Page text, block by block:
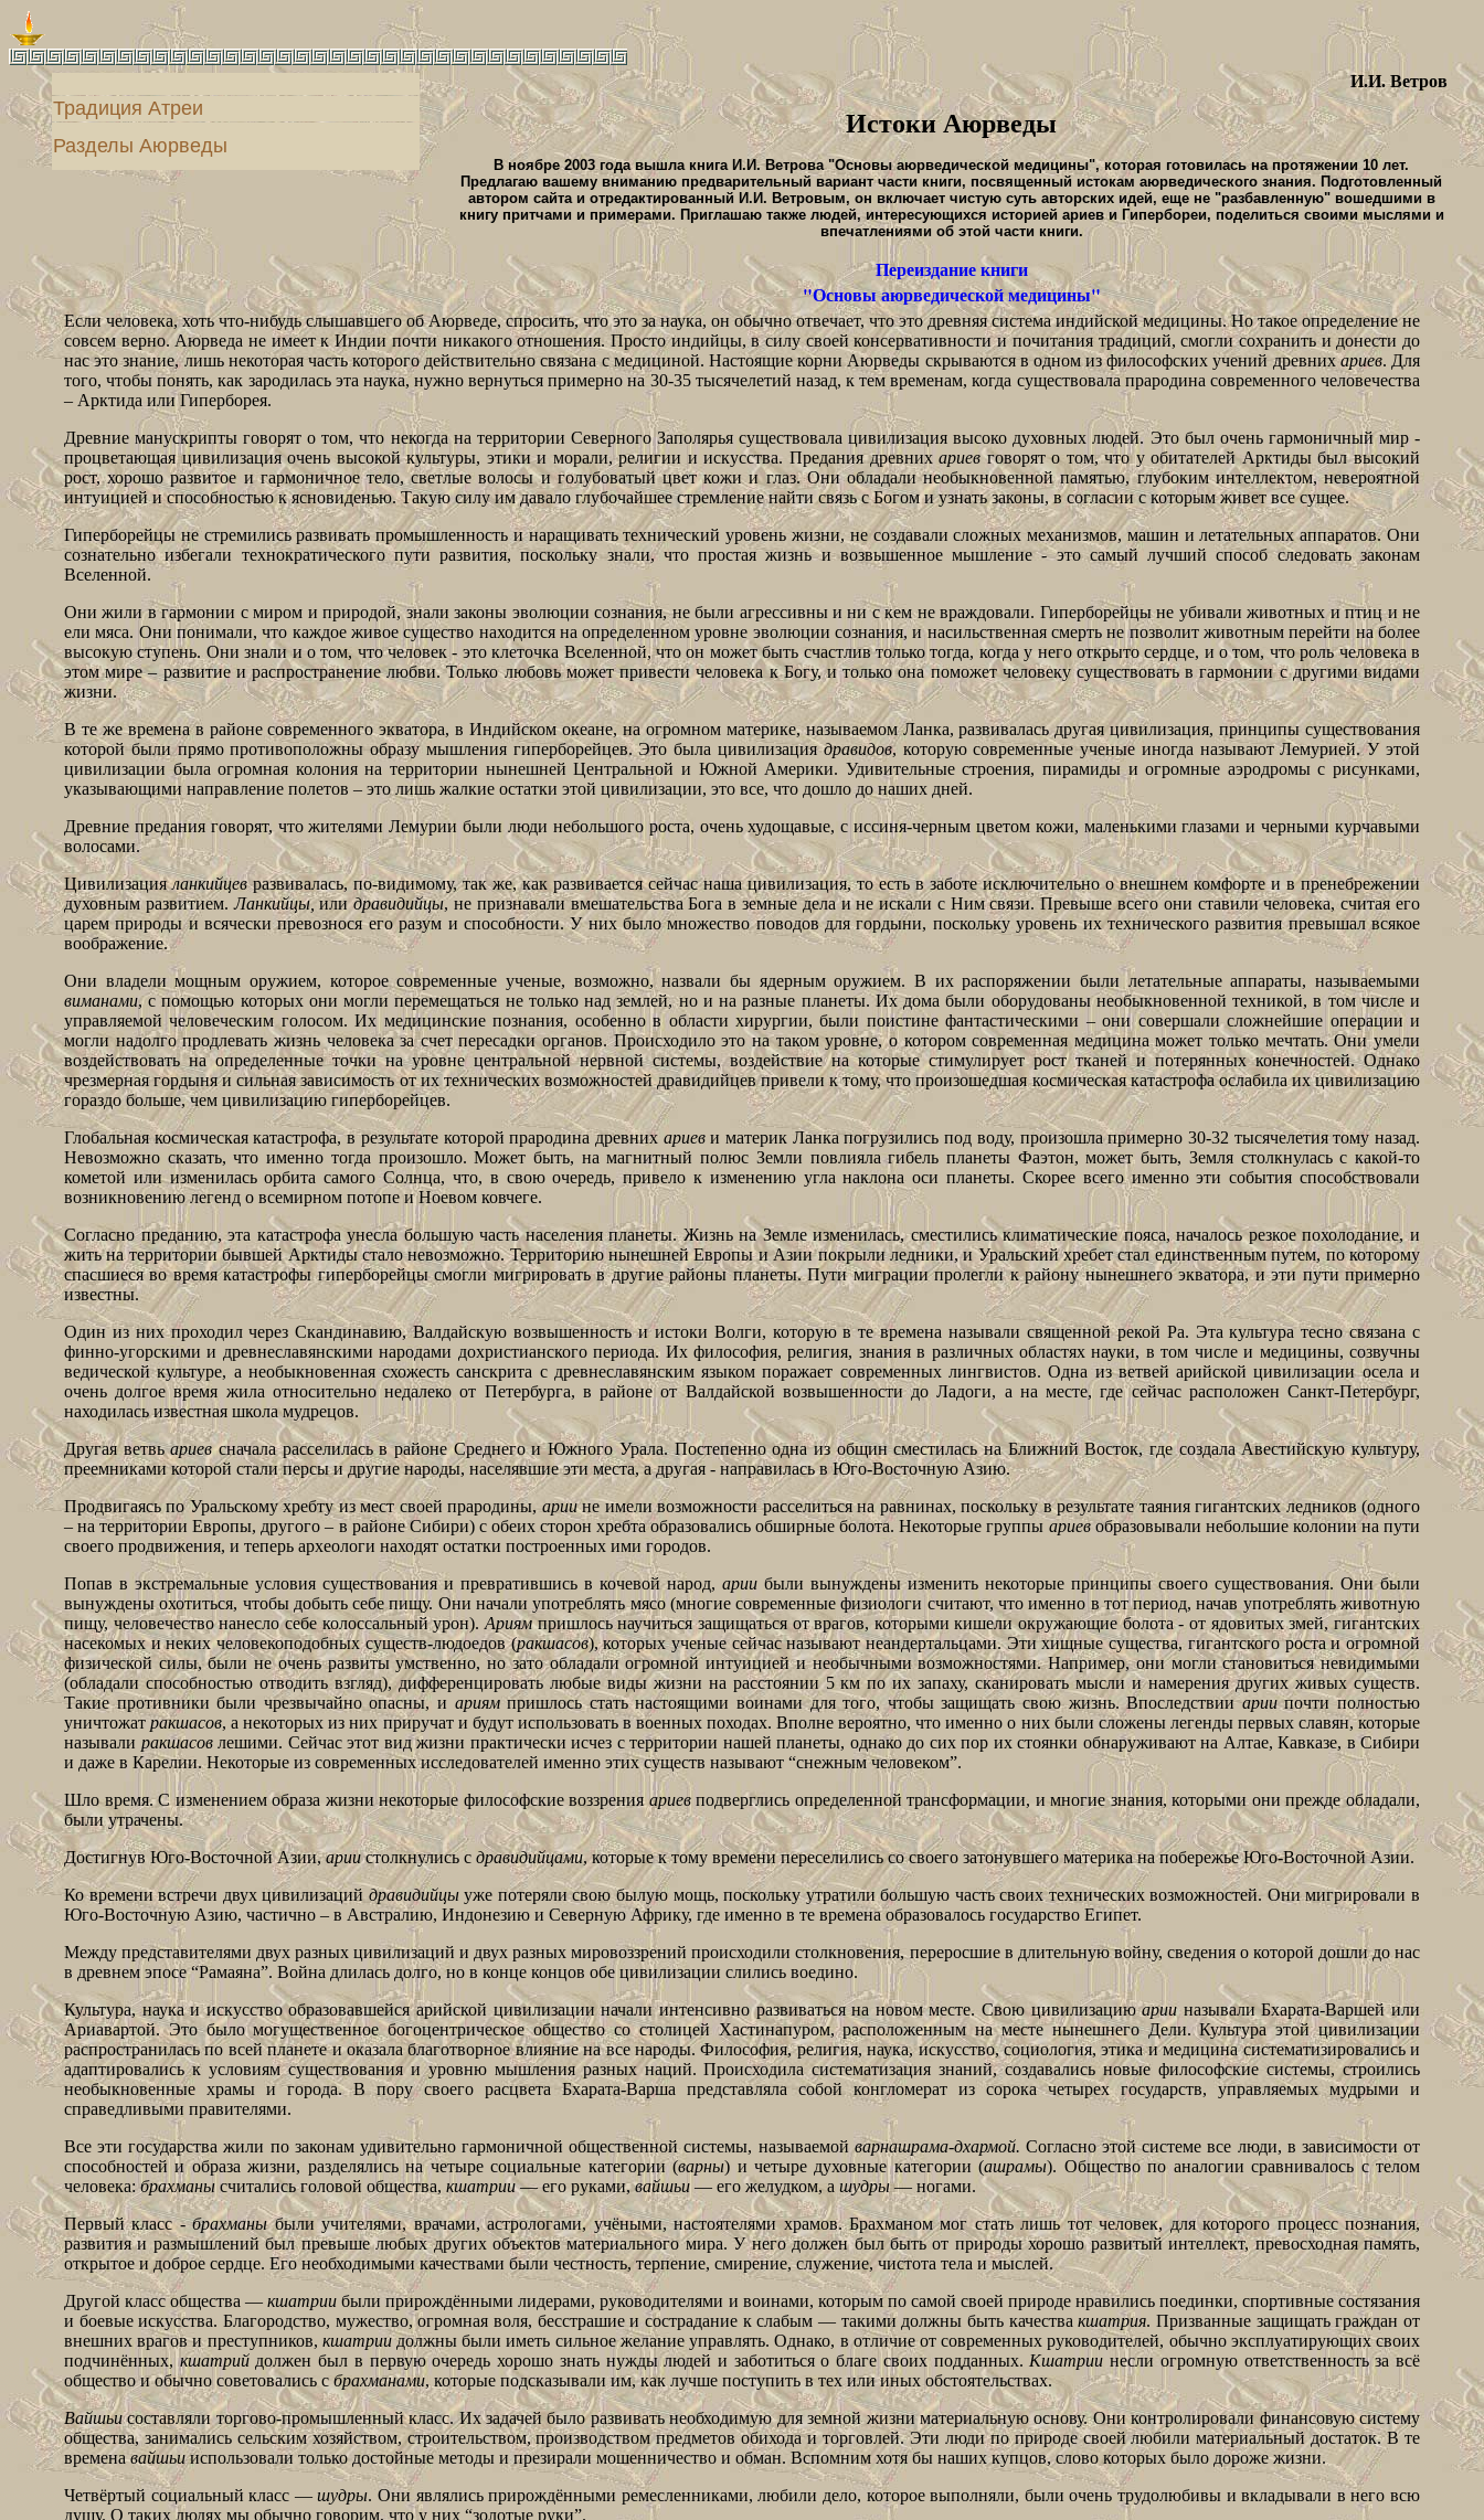
Традиция Атреи
Разделы Аюрведы
И.И. Ветров
Истоки Аюрведы
В ноябре 2003 года вышла книга И.И. Ветрова "Основы аюрведической медицины", которая готовилась на протяжении 10 лет.
Предлагаю вашему вниманию предварительный вариант части книги, посвященный истокам аюрведического знания. Подготовленный
автором сайта и отредактированный И.И. Ветровым, он включает чистую суть авторских идей, еще не "разбавленную" вошедшими в
книгу притчами и примерами. Приглашаю также людей, интересующихся историей ариев и Гипербореи, поделиться своими мыслями и
впечатлениями об этой части книги.
Переиздание книги
"Основы аюрведической медицины"
Если человека, хоть что-нибудь слышавшего об Аюрведе, спросить, что это за наука, он обычно отвечает, что это древняя система индийской медицины. Но такое определение не
совсем верно. Аюрведа не имеет к Индии почти никакого отношения. Просто индийцы, в силу своей консервативности и почитания традиций, смогли сохранить и донести до
нас это знание, лишь некоторая часть которого действительно связана с медициной. Настоящие корни Аюрведы скрываются в одном из философских учений древнихариев. Для
того, чтобы понять, как зародилась эта наука, нужно вернуться примерно на 30-35 тысячелетий назад, к тем временам, когда существовала прародина современного человечества
– Арктида или Гиперборея.
Древние манускрипты говорят о том, что некогда на территории Северного Заполярья существовала цивилизация высоко духовных людей. Это был очень гармоничный мир -
процветающая цивилизация очень высокой культуры, этики и морали, религии и искусства. Предания древнихариевговорят о том, что у обитателей Арктиды был высокий
рост, хорошо развитое и гармоничное тело, светлые волосы и голубоватый цвет кожи и глаз. Они обладали необыкновенной памятью, глубоким интеллектом, невероятной
интуицией и способностью к ясновиденью. Такую силу им давало глубочайшее стремление найти связь с Богом и узнать законы, в согласии с которым живет все сущее.
Гиперборейцы не стремились развивать промышленность и наращивать технический уровень жизни, не создавали сложных механизмов, машин и летательных аппаратов. Они
сознательно избегали технократического пути развития, поскольку знали, что простая жизнь и возвышенное мышление - это самый лучший способ следовать законам
Вселенной.
Они жили в гармонии с миром и природой, знали законы эволюции сознания, не были агрессивны и ни с кем не враждовали. Гиперборейцы не убивали животных и птиц и не
ели мяса. Они понимали, что каждое живое существо находится на определенном уровне эволюции сознания, и насильственная смерть не позволит животным перейти на более
высокую ступень. Они знали и о том, что человек - это клеточка Вселенной, что он может быть счастлив только тогда, когда у него открыто сердце, и о том, что роль человека в
этом мире – развитие и распространение любви. Только любовь может привести человека к Богу, и только она поможет человеку существовать в гармонии с другими видами
жизни.
В те же времена в районе современного экватора, в Индийском океане, на огромном материке, называемом Ланка, развивалась другая цивилизация, принципы существования
которой были прямо противоположны образу мышления гиперборейцев. Это была цивилизациядравидов, которую современные ученые иногда называют Лемурией. У этой
цивилизации была огромная колония на территории нынешней Центральной и Южной Америки. Удивительные строения, пирамиды и огромные аэродромы с рисунками,
указывающими направление полетов – это лишь жалкие остатки этой цивилизации, это все, что дошло до наших дней.
Древние предания говорят, что жителями Лемурии были люди небольшого роста, очень худощавые, с иссиня-черным цветом кожи, маленькими глазами и черными курчавыми
волосами.
Цивилизацияланкийцевразвивалась, по-видимому, так же, как развивается сейчас наша цивилизация, то есть в заботе исключительно о внешнем комфорте и в пренебрежении
духовным развитием.Ланкийцы,илидравидийцы, не признавали вмешательства Бога в земные дела и не искали с Ним связи. Превыше всего они ставили человека, считая его
царем природы и всячески превознося его разум и способности. У них было множество поводов для гордыни, поскольку уровень их технического развития превышал всякое
воображение.
Они владели мощным оружием, которое современные ученые, возможно, назвали бы ядерным оружием. В их распоряжении были летательные аппараты, называемыми
виманами, с помощью которых они могли перемещаться не только над землей, но и на разные планеты. Их дома были оборудованы необыкновенной техникой, в том числе и
управляемой человеческим голосом. Их медицинские познания, особенно в области хирургии, были поистине фантастическими – они совершали сложнейшие операции и
могли надолго продлевать жизнь человека за счет пересадки органов. Происходило это на таком уровне, о котором современная медицина может только мечтать. Они умели
воздействовать на определенные точки на уровне центральной нервной системы, воздействие на которые стимулирует рост тканей и потерянных конечностей. Однако
чрезмерная гордыня и сильная зависимость от их технических возможностей дравидийцев привели к тому, что произошедшая космическая катастрофа ослабила их цивилизацию
гораздо больше, чем цивилизацию гиперборейцев.
Глобальная космическая катастрофа, в результате которой прародина древних ариеви материк Ланка погрузились под воду, произошла примерно 30-32 тысячелетия тому назад.
Невозможно сказать, что именно тогда произошло. Может быть, на магнитный полюс Земли повлияла гибель планеты Фаэтон, может быть, Земля столкнулась с какой-то
кометой или изменилась орбита самого Солнца, что, в свою очередь, привело к изменению угла наклона оси планеты. Скорее всего именно эти события способствовали
возникновению легенд о всемирном потопе и Ноевом ковчеге.
Согласно преданию, эта катастрофа унесла большую часть населения планеты. Жизнь на Земле изменилась, сместились климатические пояса, началось резкое похолодание, и
жить на территории бывшей Арктиды стало невозможно. Территорию нынешней Европы и Азии покрыли ледники, и Уральский хребет стал единственным путем, по которому
спасшиеся во время катастрофы гиперборейцы смогли мигрировать в другие районы планеты. Пути миграции пролегли к району нынешнего экватора, и эти пути примерно
известны.
Один из них проходил через Скандинавию, Валдайскую возвышенность и истоки Волги, которую в те времена называли священной рекой Ра. Эта культура тесно связана с
финно-угорскими и древнеславянскими народами дохристианского периода. Их философия, религия, знания в различных областях науки, в том числе и медицины, созвучны
ведической культуре, а необыкновенная схожесть санскрита с древнеславянским языком поражает современных лингвистов. Одна из ветвей арийской цивилизации осела и
очень долгое время жила относительно недалеко от Петербурга, в районе от Валдайской возвышенности до Ладоги, а на месте, где сейчас расположен Санкт-Петербург,
находилась известная школа мудрецов.
Другая ветвьариевсначала расселилась в районе Среднего и Южного Урала. Постепенно одна из общин сместилась на Ближний Восток, где создала Авестийскую культуру,
преемниками которой стали персы и другие народы, населявшие эти места, а другая - направилась в Юго-Восточную Азию.
Продвигаясь по Уральскому хребту из мест своей прародины, ариине имели возможности расселиться на равнинах, поскольку в результате таяния гигантских ледников (одного
– на территории Европы, другого – в районе Сибири) с обеих сторон хребта образовались обширные болота. Некоторые группы ариевобразовывали небольшие колонии на пути
своего продвижения, и теперь археологи находят остатки построенных ими городов.
Попав в экстремальные условия существования и превратившись в кочевой народ, арии были вынуждены изменить некоторые принципы своего существования. Они были
вынуждены охотиться, чтобы добыть себе пищу. Они начали употреблять мясо (многие современные физиологи считают, что именно в тот период, начав употреблять животную
пищу, человечество нанесло себе колоссальный урон). Ариямпришлось научиться защищаться от врагов, которыми кишели окружающие болота - от ядовитых змей, гигантских
насекомых и неких человекоподобных существ-людоедов (ракшасов), которых ученые сейчас называют неандертальцами. Эти хищные существа, гигантского роста и огромной
физической силы, были не очень развиты умственно, но зато обладали огромной интуицией и необычными возможностями. Например, они могли становиться невидимыми
(обладали способностью отводить взгляд), дифференцировать любые виды жизни на расстоянии 5 км по их запаху, сканировать мысли и намерения других живых существ.
Такие противники были чрезвычайно опасны, и ариямпришлось стать настоящими воинами для того, чтобы защищать свою жизнь. Впоследствииариипочти полностью
уничтожатракшасов, а некоторых из них приручат и будут использовать в военных походах. Вполне вероятно, что именно о них были сложены легенды первых славян, которые
называли ракшасовлешими. Сейчас этот вид жизни практически исчез с территории нашей планеты, однако до сих пор их стоянки обнаруживают на Алтае, Кавказе, в Сибири
и даже в Карелии. Некоторые из современных исследователей именно этих существ называют “снежным человеком”.
Шло время. С изменением образа жизни некоторые философские воззрения ариевподверглись определенной трансформации, и многие знания, которыми они прежде обладали,
были утрачены.
Достигнув Юго-Восточной Азии,ариистолкнулись с дравидийцами, которые к тому времени переселились со своего затонувшего материка на побережье Юго-Восточной Азии.
Ко времени встречи двух цивилизаций дравидийцыуже потеряли свою былую мощь, поскольку утратили большую часть своих технических возможностей. Они мигрировали в
Юго-Восточную Азию, частично – в Австралию, Индонезию и Северную Африку, где именно в те времена образовалось государство Египет.
Между представителями двух разных цивилизаций и двух разных мировоззрений происходили столкновения, переросшие в длительную войну, сведения о которой дошли до нас
в древнем эпосе “Рамаяна”. Война длилась долго, но в конце концов обе цивилизации слились воедино.
Культура, наука и искусство образовавшейся арийской цивилизации начали интенсивно развиваться на новом месте. Свою цивилизациюарии называли Бхарата-Варшей или
Ариавартой. Это было могущественное богоцентрическое общество со столицей Хастинапуром, расположенным на месте нынешнего Дели. Культура этой цивилизации
распространилась по всей планете и оказала благотворное влияние на все народы. Философия, религия, наука, искусство, социология, этика и медицина систематизировались и
адаптировались к условиям существования и уровню мышления разных наций. Происходила систематизация знаний, создавались новые философские системы, строились
необыкновенные храмы и города. В пору своего расцвета Бхарата-Варша представляла собой конгломерат из сорока четырех государств, управляемых мудрыми и
справедливыми правителями.
Все эти государства жили по законам удивительно гармоничной общественной системы, называемой варнашрама-дхармой. Согласно этой системе все люди, в зависимости от
способностей и образа жизни, разделялись на четыре социальные категории (варны) и четыре духовные категории (ашрамы). Общество по аналогии сравнивалось с телом
человека:брахманы считались головой общества, кшатрии— его руками,вайшьи — его желудком, а шудры— ногами.
Первый класс -брахманыбыли учителями, врачами, астрологами, учёными, настоятелями храмов. Брахманом мог стать лишь тот человек, для которого процесс познания,
развития и размышлений был превыше любых других объектов материального мира. У него должен был быть от природы хорошо развитый интеллект, превосходная память,
открытое и доброе сердце. Его необходимыми качествами были честность, терпение, смирение,служение, чистота тела и мыслей.
Другой класс общества —кшатриибыли прирождёнными лидерами, руководителями и воинами, которым по самой своей природе нравились поединки, спортивные состязания
и боевые искусства. Благородство, мужество, огромная воля, бесстрашие и сострадание к слабым — такими должны быть качествакшатрия. Призванные защищать граждан от
внешних врагов и преступников, кшатриидолжны были иметь сильное желание управлять. Однако, в отличие от современных руководителей, обычно эксплуатирующих своих
подчинённых,кшатрийдолжен был в первую очередь хорошо знать нужды людей и заботиться о благе своих подданных. Кшатрии несли огромную ответственность за всё
общество и обычно советовались с брахманами, которые подсказывали им, как лучше поступить в тех или иных обстоятельствах.
Вайшьисоставляли торгово-промышленный класс. Их задачей было развивать необходимую для земной жизни материальную основу. Они контролировали финансовую систему
общества, занимались сельским хозяйством, строительством, производством предметов обихода и торговлей. Эти люди по природе своей любили материальный достаток. В те
временавайшьииспользовали только достойные методы и презирали мошенничество и обман. Вспомним хотя бы наших купцов, слово которых было дороже жизни.
Четвёртый социальный класс —шудры. Они являлись прирождёнными ремесленниками, любили дело, которое выполняли, были очень трудолюбивы и вкладывали в него всю
душу. О таких людях мы обычно говорим, что у них “золотые руки”.